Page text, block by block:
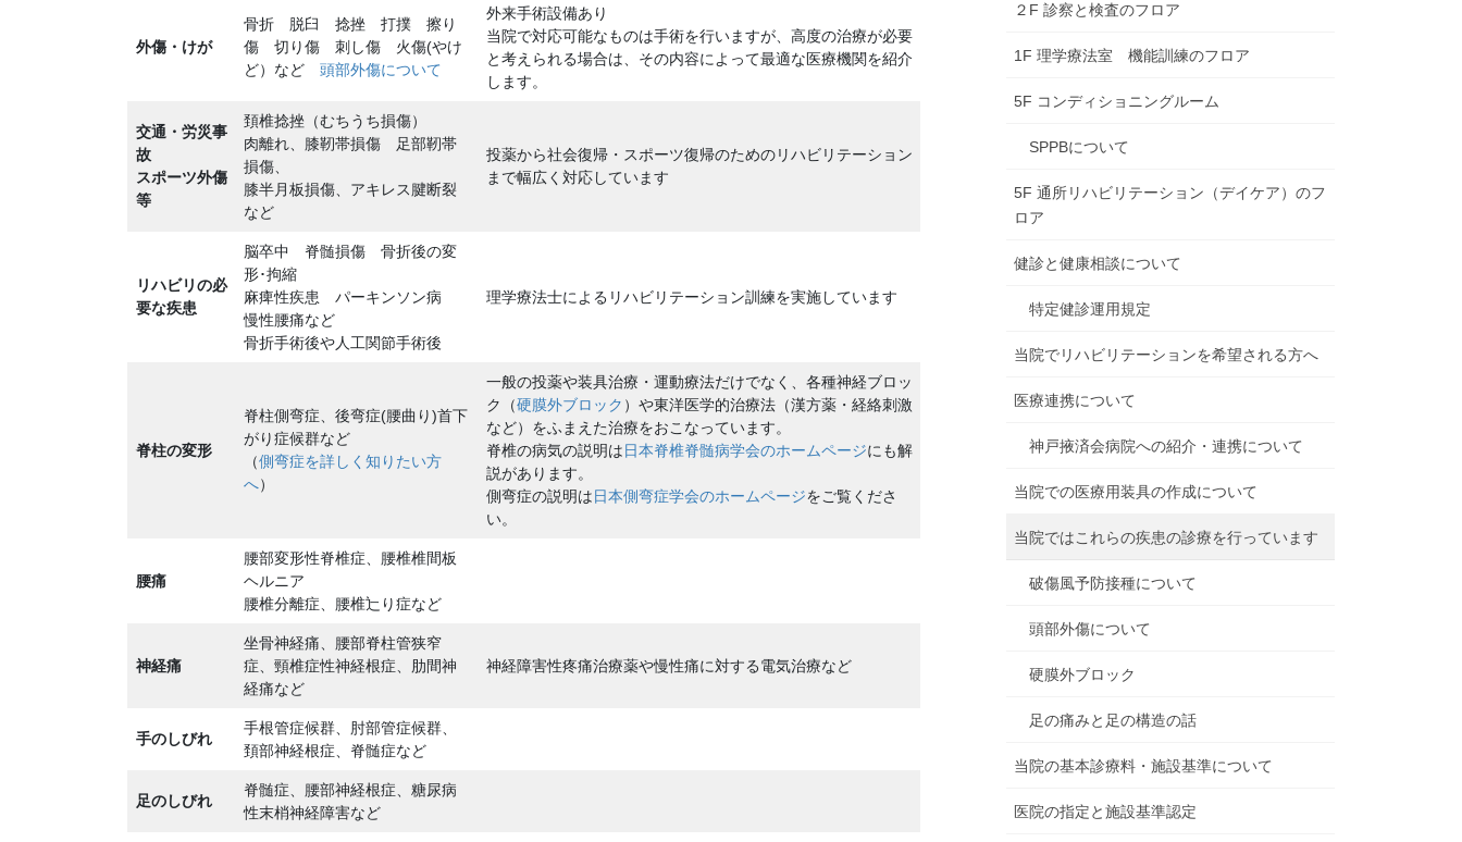
外傷・けが
骨折 脱臼 捻挫 打撲 擦り
傷 切り傷 刺し傷 火傷(やけ
ど）など 頭部外傷について
外来手術設備あり
当院で対応可能なものは手術を行いますが、高度の治療が必要
と考えられる場合は、その内容によって最適な医療機関を紹介
します。
交通・労災事
故
スポーツ外傷
等
頚椎捻挫（むちうち損傷）
肉離れ、膝靭帯損傷 足部靭帯
損傷、
膝半月板損傷、アキレス腱断裂
など
投薬から社会復帰・スポーツ復帰のためのリハビリテーション
まで幅広く対応しています
リハビリの必
要な疾患
脳卒中 脊髄損傷 骨折後の変
形･拘縮
麻痺性疾患 パーキンソン病
慢性腰痛など
骨折手術後や人工関節手術後
理学療法士によるリハビリテーション訓練を実施しています
脊柱の変形
脊柱側弯症、後弯症(腰曲り)首下
がり症候群など
（側弯症を詳しく知りたい方
へ）
一般の投薬や装具治療・運動療法だけでなく、各種神経ブロッ
ク（硬膜外ブロック ）や東洋医学的治療法（漢方薬・経絡刺激
など）をふまえた治療をおこなっています。
脊椎の病気の説明は日本脊椎脊髄病学会のホームページにも解
説があります。
側弯症の説明は日本側弯症学会のホームページをご覧くださ
い。
腰痛
腰部変形性脊椎症、腰椎椎間板
ヘルニア
腰椎分離症、腰椎辷り症など
神経痛
坐骨神経痛、腰部脊柱管狭窄
症、頸椎症性神経根症、肋間神
経痛など
神経障害性疼痛治療薬や慢性痛に対する電気治療など
手のしびれ
手根管症候群、肘部管症候群、
頚部神経根症、脊髄症など
足のしびれ
脊髄症、腰部神経根症、糖尿病
性末梢神経障害など
２F 診察と検査のフロア
1F 理学療法室 機能訓練のフロア
5F コンディショニングルーム
SPPBについて
5F 通所リハビリテーション（デイケア）のフ
ロア
健診と健康相談について
特定健診運用規定
当院でリハビリテーションを希望される方へ
医療連携について
神戸掖済会病院への紹介・連携について
当院での医療用装具の作成について
当院ではこれらの疾患の診療を行っています
破傷風予防接種について
頭部外傷について
硬膜外ブロック
足の痛みと足の構造の話
当院の基本診療料・施設基準について
医院の指定と施設基準認定